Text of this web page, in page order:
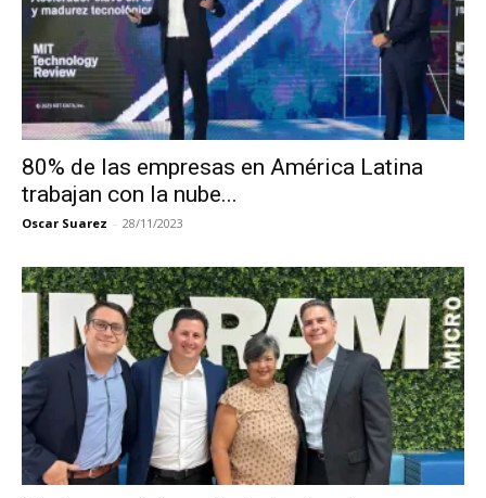
80% de las empresas en América Latina
trabajan con la nube...
Oscar Suarez - 28/11/2023